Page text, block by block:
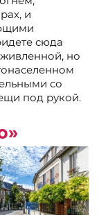
и
сюда
но
со
под рукой.